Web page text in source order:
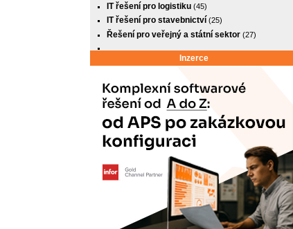
IT řešení pro logistiku(45)
IT řešení pro stavebnictví(25)
Řešení pro veřejný a státní sektor(27)
Inzerce